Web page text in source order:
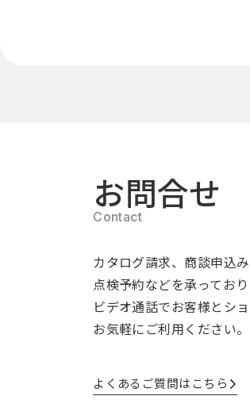
お問合せ
カタログ請求、商談申込み
点検予約などを承っており
ビデオ通話でお客様とシ
お気軽にご利用ください。
よくあるご質問はこちら